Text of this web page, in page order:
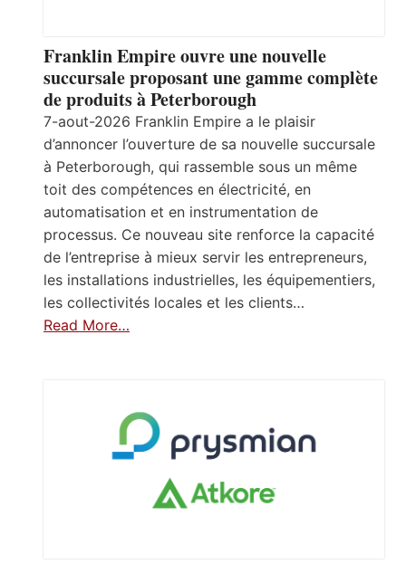
Franklin Empire ouvre une nouvelle
succursale proposant une gamme complète
de produits à Peterborough
7-aout-2026 Franklin Empire a le plaisir
d’annoncer l’ouverture de sa nouvelle succursale
à Peterborough, qui rassemble sous un même
toit des compétences en électricité, en
automatisation et en instrumentation de
processus. Ce nouveau site renforce la capacité
de l’entreprise à mieux servir les entrepreneurs,
les installations industrielles, les équipementiers,
les collectivités locales et les clients…
Read More…